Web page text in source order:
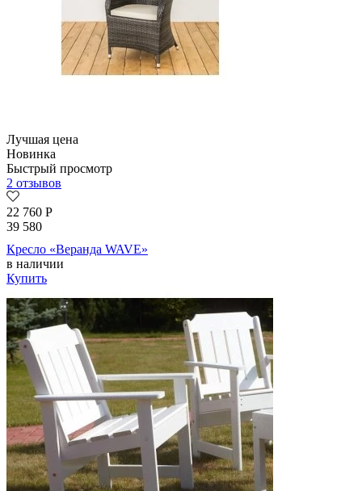
Лучшая цена
Новинка
Быстрый просмотр
2 отзывов
22 760 Р
39 580
Кресло «Веранда WAVE»
в наличии
Купить